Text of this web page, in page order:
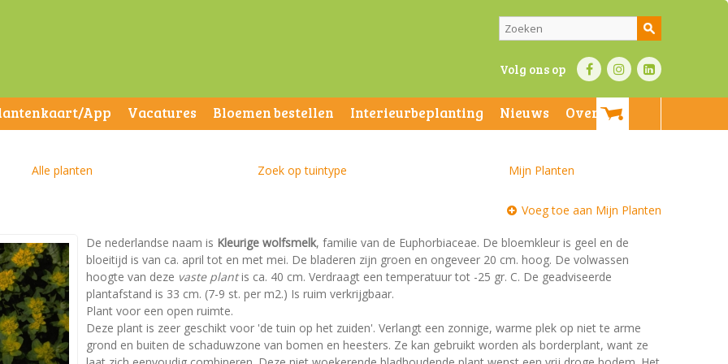
Volg ons op
App Vacatures Bloemen bestellen Interieurbeplanting Nieuws
Over ons
Alle planten Zoek op tuintype Mijn Planten
Voeg toe aan Mijn Planten
De nederlandse naam is Kleurige wolfsmelk, familie van de Euphorbiaceae. De bloemkleur is geel en de
bloeitijd is van ca. april tot en met mei. De bladeren zijn groen en ongeveer 20 cm. hoog. De volwassen
hoogte van deze vaste plantis ca. 40 cm. Verdraagt een temperatuur tot -25 gr. C. De geadviseerde
plantafstand is 33 cm. (7-9 st. per m2.) Is ruim verkrijgbaar.
Plant voor een open ruimte.
Deze plant is zeer geschikt voor 'de tuin op het zuiden'. Verlangt een zonnige, warme plek op niet te arme
grond en buiten de schaduwzone van bomen en heesters. Ze kan gebruikt worden als borderplant, want ze